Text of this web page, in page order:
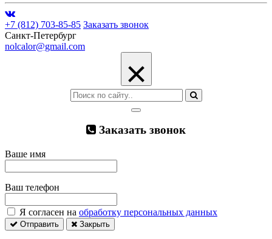
+7 (812) 703-85-85 Заказать звонок
Санкт-Петербург
nolcalor@gmail.com
×
Заказать звонок
Ваше имя
Ваш телефон
Я согласен на обработку персональных данных
Отправить Закрыть